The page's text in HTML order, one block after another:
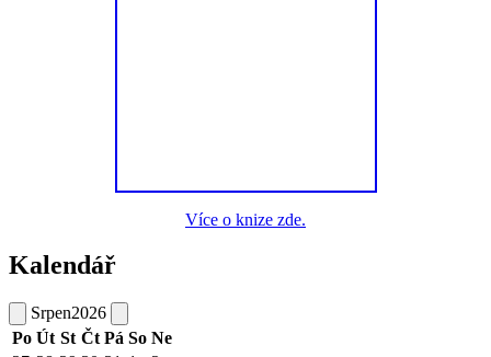
Více o knize zde.
Kalendář
Srpen2026
Po Út St Čt Pá So Ne